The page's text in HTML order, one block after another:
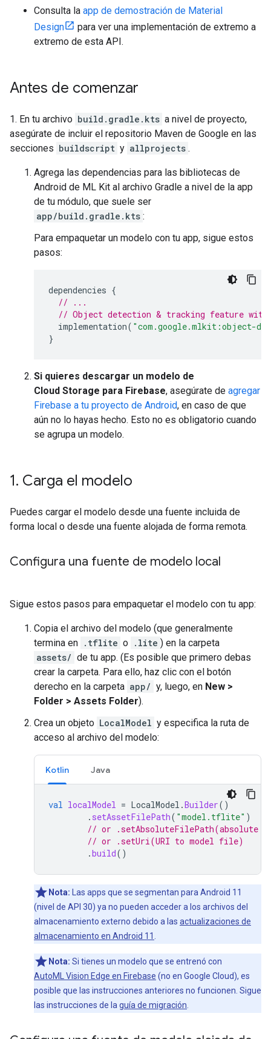
Consulta la app de demostración de Material
Design
para ver una implementación de extremo a
extremo de esta API.
Antes de comenzar
1. En tu archivo build.gradle.kts a nivel de proyecto,
asegúrate de incluir el repositorio Maven de Google en las
secciones buildscript y allprojects .
Agrega las dependencias para las bibliotecas de
Android de ML Kit al archivo Gradle a nivel de la app
de tu módulo, que suele ser
app/build.gradle.kts :
Para empaquetar un modelo con tu app, sigue estos
pasos:
dependencies {
// ...
// Object detection & tracking feature with
implementation( "com.google.mlkit:object-
}
Si quieres descargar un modelo de
Cloud Storage para Firebase, asegúrate de agregar
Firebase a tu proyecto de Android, en caso de que
aún no lo hayas hecho. Esto no es obligatorio cuando
se agrupa un modelo.
1. Carga el modelo
Puedes cargar el modelo desde una fuente incluida de
forma local o desde una fuente alojada de forma remota.
Configura una fuente de modelo local
Sigue estos pasos para empaquetar el modelo con tu app:
Copia el archivo del modelo (que generalmente
termina en .tflite o .lite ) en la carpeta
assets/ de tu app. (Es posible que primero debas
crear la carpeta. Para ello, haz clic con el botón
derecho en la carpeta app/ y, luego, en New >
Folder > Assets Folder).
Crea un objeto LocalModel y especifica la ruta de
acceso al archivo del modelo:
Kotlin Java
val localModel = LocalModel .Builder()
. setAssetFilePath( "model.tflite" )
// or .setAbsoluteFilePath(absolute
// or .setUri(URI to model file)
.build()
Nota: Las apps que se segmentan para Android 11
(nivel de API 30) ya no pueden acceder a los archivos del
almacenamiento externo debido a las actualizaciones de
almacenamiento en Android 11
Nota: Si tienes un modelo que se entrenó con
AutoML Vision Edge en Firebase (no en Google Cloud), es
posible que las instrucciones anteriores no funcionen. Sigue
las instrucciones de la guía de migración